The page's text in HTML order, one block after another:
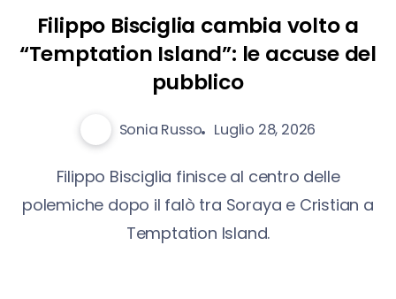
Filippo Bisciglia cambia volto a
“Temptation Island”: le accuse del
pubblico
Sonia Russo Luglio 28, 2026
Filippo Bisciglia finisce al centro delle
polemiche dopo il falò tra Soraya e Cristian a
Temptation Island.